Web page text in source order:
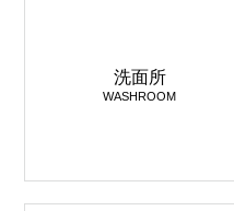
洗面所
WASHROOM